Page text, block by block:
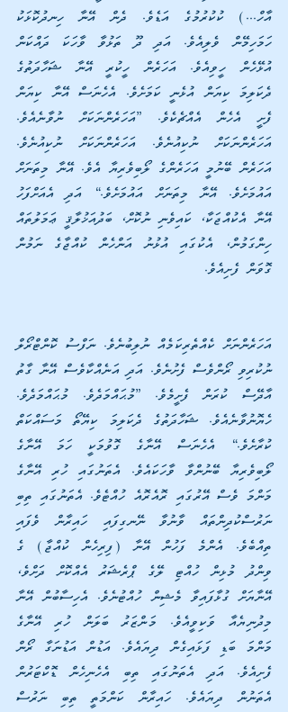
ހަމަހިމޭން ވެލިއެވެ. އަދި ދޫ ތަޅުވާ ވާހަކަ ދައްކަން
ދެކަލިމަ ކިޔަން އުޅެނީ ކަމަށެވެ. އެހެނަސް އޭނާ ކިޔަން
އަހަރެން ބޭނުމީ އަހަރެންގެ ލޯބިވެރިޔާ އެވެ. އޭނާ މިތަނަށް
ހިންގަމުން، އެކުގައި އުޅުނު އަންހެން ކުއްޖާގެ ނަމުން
ގޮވަން ފެށިއެވެ.
އަހަރެންނަށް ކެއްތެރިކަމެއް ނުލިބުނެވެ. ނަފްސު ކޮންޓްރޯލް
ނުކުރިވި ރޯންވެސް ފެށުނެވެ. އަދި އަނެއްކާވެސް އޭނާ ގާތު
ހެޔޮނުވާނެއެވެ. ޝަހާދަތުގެ ދެކަލިމަ ކިޔޭތޯ މަސައްކަތް
އޭނާޔަށް ގުޅާފައިވާ މެޝިން ހުއްޓުނެވެ. އެހިސާބުން އޭނާ
މަންމަ ބަޑި ފަޅައިގެން ދިޔައެވެ. އަޑުން އަޑުނަގާ ރޯން
ފެށިއެވެ. އަދި އެތަނުގައި ތިބި އެހެނިހެން ޑޮކްޓަރުން